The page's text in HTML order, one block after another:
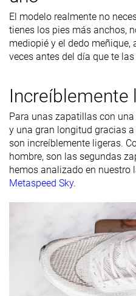
El modelo realmente no
tienes los pies más anchos,
mediopié y el dedo
veces antes del día que te
Increíblemente
Para unas zapatillas con
y una gran longitud gracias
son increíblemente ligeras.
hombre, son las segundas
hemos analizado en nuestro
Metaspeed Sky.